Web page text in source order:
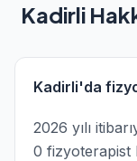
Kadirli
Kadirli'da
2026 yılı
0 fizyoterapist